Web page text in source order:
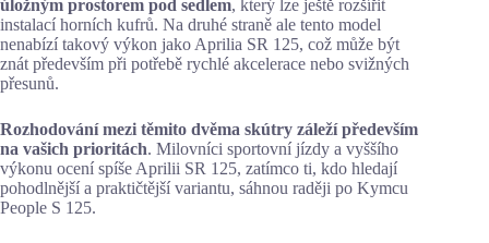
úložným prostorem pod sedlem, který lze ještě rozšířit
instalací horních kufrů. Na druhé straně ale tento model
nenabízí takový výkon jako Aprilia SR 125, což může být
znát především při potřebě rychlé akcelerace nebo svižných
přesunů.
Rozhodování mezi těmito dvěma skútry záleží především
na vašich prioritách. Milovníci sportovní jízdy a vyššího
výkonu ocení spíše Aprilii SR 125, zatímco ti, kdo hledají
pohodlnější a praktičtější variantu, sáhnou raději po Kymcu
People S 125.